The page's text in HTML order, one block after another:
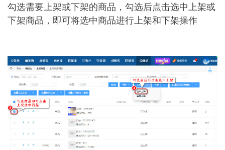
勾选需要上架或下架的商品，勾选后点击选中上架或
下架商品，即可将选中商品进行上架和下架操作